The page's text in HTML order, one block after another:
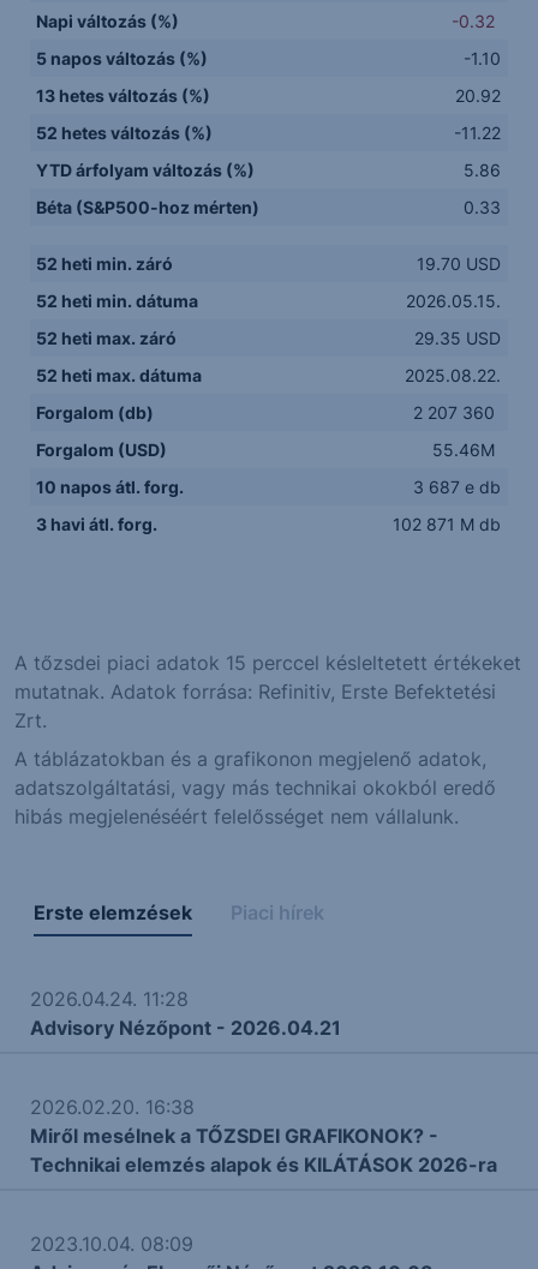
Napi változás (%)
-0.32
5 napos változás (%)
-1.10
13 hetes változás (%)
20.92
52 hetes változás (%)
-11.22
YTD árfolyam változás (%)
5.86
Béta (S&P500-hoz mérten)
0.33
52 heti min. záró
19.70 USD
52 heti min. dátuma
2026.05.15.
52 heti max. záró
29.35 USD
52 heti max. dátuma
2025.08.22.
Forgalom (db)
2 207 360
Forgalom (USD)
55.46M
10 napos átl. forg.
3 687 e db
3 havi átl. forg.
102 871 M db
A tőzsdei piaci adatok 15 perccel késleltetett értékeket
mutatnak. Adatok forrása: Refinitiv, Erste Befektetési
Zrt.
A táblázatokban és a grafikonon megjelenő adatok,
adatszolgáltatási, vagy más technikai okokból eredő
hibás megjelenéséért felelősséget nem vállalunk.
Erste elemzések Piaci hírek
2026.04.24. 11:28
Advisory Nézőpont - 2026.04.21
2026.02.20. 16:38
Miről mesélnek a TŐZSDEI GRAFIKONOK? -
Technikai elemzés alapok és KILÁTÁSOK 2026-ra
2023.10.04. 08:09